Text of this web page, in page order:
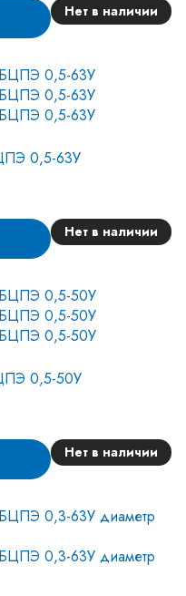
Нет в наличии
0,5-63У
Нет в наличии
0,5-50У
Нет в наличии